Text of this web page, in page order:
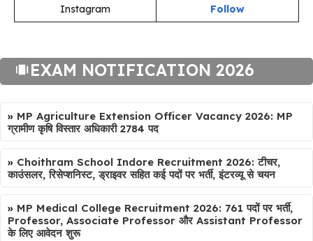
Instagram
Follow
EXAM NOTIFICATION 2026
» MP Agriculture Extension Officer Vacancy 2026: MP
ग्रामीण कृषि विस्तार अधिकारी 2784 पद
» Choithram School Indore Recruitment 2026: टीचर,
काउंसलर, रिसेप्शनिस्ट, ड्राइवर सहित कई पदों पर भर्ती, इंटरव्यू से चयन
» MP Medical College Recruitment 2026: 761 पदों पर भर्ती,
Professor, Associate Professor और Assistant Professor
के लिए आवेदन शुरू